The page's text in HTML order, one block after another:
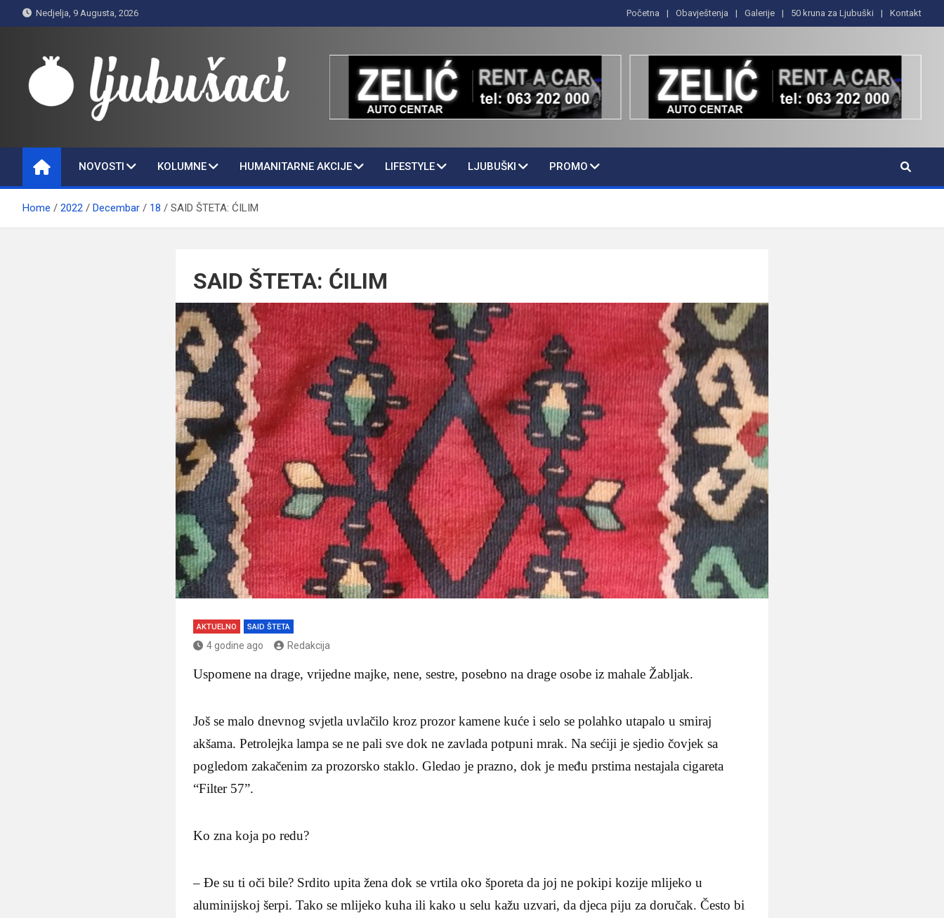
to
Nedjelja, 9 Augusta, 2026 Početna Obavještenja Galerije 50 kruna za Ljubuški Kontakt
Ljubušaci
NOVOSTI KOLUMNE HUMANITARNE AKCIJE LIFESTYLE LJUBUŠKI PROMO
Home 2022 Decembar 18 SAID ŠTETA: ĆILIM
SAID ŠTETA: ĆILIM
AKTUELNO SAID ŠTETA
4 godine ago Redakcija
Uspomene na drage, vrijedne majke, nene, sestre, posebno na drage osobe iz mahale Žabljak.
Još se malo dnevnog svjetla uvlačilo kroz prozor kamene kuće i selo se polahko utapalo u smiraj
akšama. Petrolejka lampa se ne pali sve dok ne zavlada potpuni mrak. Na sećiji je sjedio čovjek sa
pogledom zakačenim za prozorsko staklo. Gledao je prazno, dok je među prstima nestajala cigareta
“Filter 57”.
Ko zna koja po redu?
– Đe su ti oči bile? Srdito upita žena dok se vrtila oko šporeta da joj ne pokipi kozije mlijeko u
aluminijskoj šerpi. Tako se mlijeko kuha ili kako u selu kažu uzvari, da djeca piju za doručak. Često bi